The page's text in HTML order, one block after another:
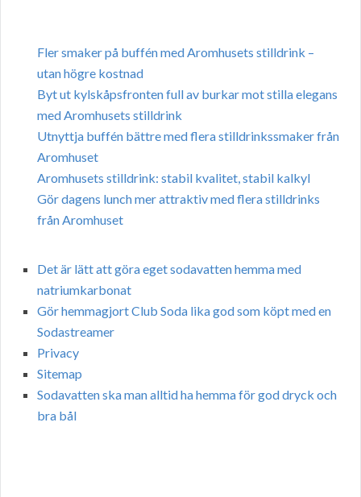
Fler smaker på buffén med Aromhusets stilldrink –
utan högre kostnad
Byt ut kylskåpsfronten full av burkar mot stilla elegans
med Aromhusets stilldrink
Utnyttja buffén bättre med flera stilldrinkssmaker från
Aromhuset
Aromhusets stilldrink: stabil kvalitet, stabil kalkyl
Gör dagens lunch mer attraktiv med flera stilldrinks
från Aromhuset
Det är lätt att göra eget sodavatten hemma med
natriumkarbonat
Gör hemmagjort Club Soda lika god som köpt med en
Sodastreamer
Privacy
Sitemap
Sodavatten ska man alltid ha hemma för god dryck och
bra bål